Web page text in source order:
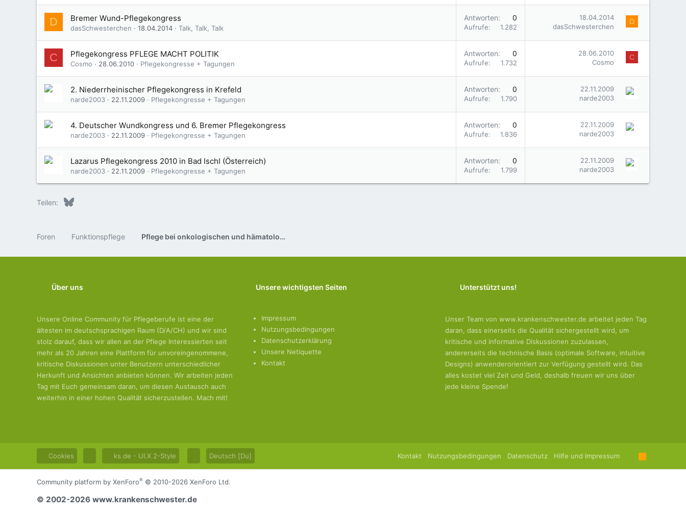
D Bremer Wund-Pflegekongress
dasSchwesterchen 18.04.2014 Talk, Talk, Talk
Antworten 0
Aufrufe 1.282
18.04.2014
dasSchwesterchen
D
C Pflegekongress PFLEGE MACHT POLITIK
Cosmo 28.06.2010 Pflegekongresse + Tagungen
Antworten 0
Aufrufe 1.732
28.06.2010
Cosmo
C
2. Niederrheinischer Pflegekongress in Krefeld
narde2003 22.11.2009 Pflegekongresse + Tagungen
Antworten 0
Aufrufe 1.790
22.11.2009
narde2003
4. Deutscher Wundkongress und 6. Bremer Pflegekongress
narde2003 22.11.2009 Pflegekongresse + Tagungen
Antworten 0
Aufrufe 1.836
22.11.2009
narde2003
Lazarus Pflegekongress 2010 in Bad Ischl (Österreich)
narde2003 22.11.2009 Pflegekongresse + Tagungen
Antworten 0
Aufrufe 1.799
22.11.2009
narde2003
Teilen: Bluesky
Foren Funktionspflege Pflege bei onkologischen und hämatologischen Erkrankungen
Über uns
Unsere Online Community für Pflegeberufe ist eine der
ältesten im deutschsprachigen Raum (D/A/CH) und wir sind
stolz darauf, dass wir allen an der Pflege Interessierten seit
mehr als 20 Jahren eine Plattform für unvoreingenommene,
kritische Diskussionen unter Benutzern unterschiedlicher
Herkunft und Ansichten anbieten können. Wir arbeiten jeden
Tag mit Euch gemeinsam daran, um diesen Austausch auch
weiterhin in einer hohen Qualität sicherzustellen. Mach mit!
Unsere wichtigsten Seiten
Impressum
Nutzungsbedingungen
Datenschutzerklärung
Unsere Netiquette
Kontakt
Unterstützt uns!
Unser Team von www.krankenschwester.de arbeitet jeden Tag
daran, dass einerseits die Qualität sichergestellt wird, um
kritische und informative Diskussionen zuzulassen,
andererseits die technische Basis (optimale Software, intuitive
Designs) anwenderorientiert zur Verfügung gestellt wird. Das
alles kostet viel Zeit und Geld, deshalb freuen wir uns über
jede kleine Spende!
Cookies ks.de - UI.X 2-Style Deutsch [Du] Kontakt Nutzungsbedingungen Datenschutz Hilfe und Impressum
R
S
S
Community platform by XenForo® © 2010-2026 XenForo Ltd.
© 2002-2026 www.krankenschwester.de